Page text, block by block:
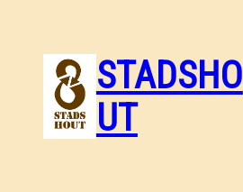
STADSHO
UT